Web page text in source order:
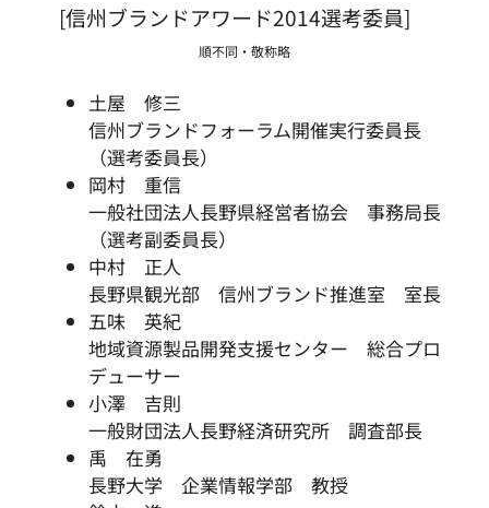
[信州ブランドアワード2014選考委員]
順不同・敬称略
土屋 修三
信州ブランドフォーラム開催実行委員長
（選考委員長）
岡村 重信
一般社団法人長野県経営者協会 事務局長
（選考副委員長）
中村 正人
長野県観光部 信州ブランド推進室 室長
五味 英紀
地域資源製品開発支援センター 総合プロ
デューサー
小澤 吉則
一般財団法人長野経済研究所 調査部長
禹 在勇
長野大学 企業情報学部 教授